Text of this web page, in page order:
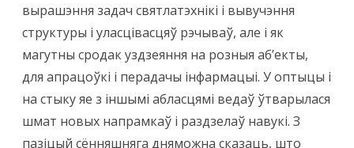
вырашэння задач святлатэхнікі і вывучэння
структуры і уласцівасцяў рэчываў, але і як
магутны сродак уздзеяння на розныя аб’екты,
для апрацоўкі і перадачы інфармацыі. У оптыцы і
на стыку яе з іншымі абласцямі ведаў ўтварылася
шмат новых напрамкаў і раздзелаў навукі. З
пазіцый сённяшняга дняможна сказаць, што